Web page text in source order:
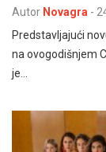
Autor Novagra -
Predstavljajući
na ovogodišnjem
je…